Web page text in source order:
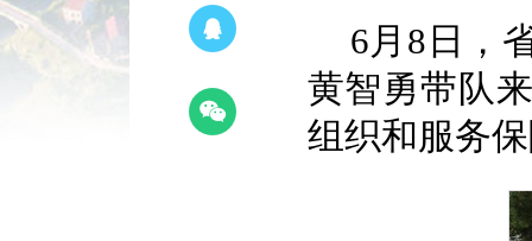
6月8日，
黄智勇带队
组织和服务